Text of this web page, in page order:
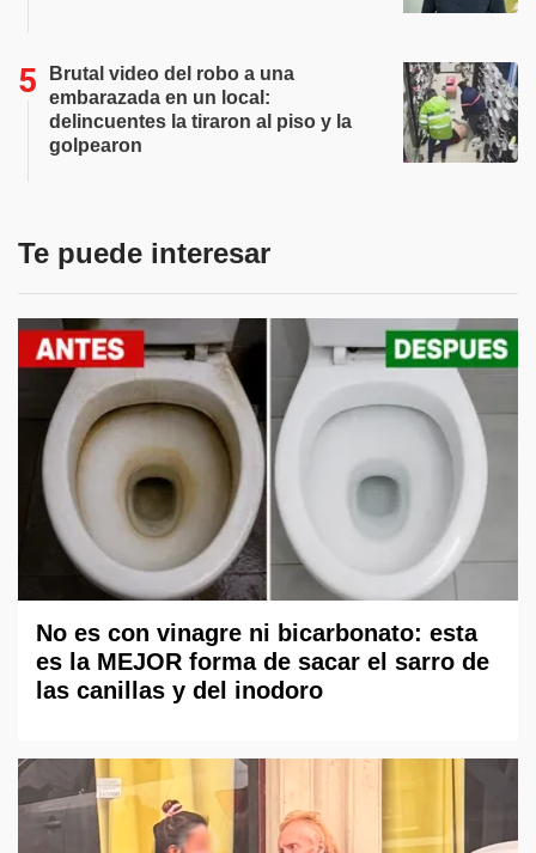
Brutal video del robo a una
embarazada en un local:
delincuentes la tiraron al piso y la
golpearon
Te puede interesar
No es con vinagre ni bicarbonato: esta
es la MEJOR forma de sacar el sarro de
las canillas y del inodoro